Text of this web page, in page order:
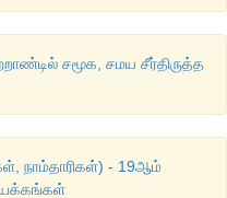
சமூக, சமய சீர்திருத்த
நாம்தாரிகள்) - 19ஆம்